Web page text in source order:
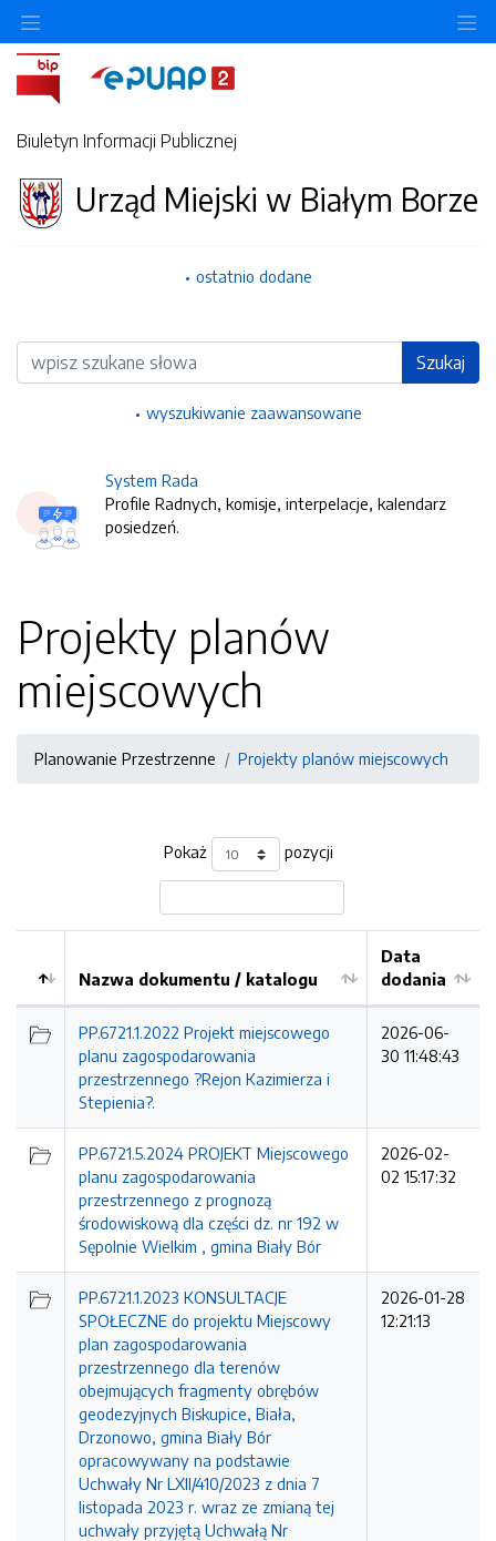
Biuletyn Informacji Publicznej
Urząd Miejski w Białym Borze
ostatnio dodane
Wyszukiwarka Szukaj
wyszukiwanie zaawansowane
System Rada
Profile Radnych, komisje, interpelacje, kalendarz
posiedzeń.
Projekty planów
miejscowych
Planowanie Przestrzenne Projekty planów miejscowych
Pokaż pozycji
Kolejność
Nazwa dokumentu / katalogu
Data
dodania
PP.6721.1.2022 Projekt miejscowego
planu zagospodarowania
przestrzennego ?Rejon Kazimierza i
Stepienia?.
2026-06-
30 11:48:43
PP.6721.5.2024 PROJEKT Miejscowego
planu zagospodarowania
przestrzennego z prognozą
środowiskową dla części dz. nr 192 w
Sępolnie Wielkim , gmina Biały Bór
2026-02-
02 15:17:32
PP.6721.1.2023 KONSULTACJE
SPOŁECZNE do projektu Miejscowy
plan zagospodarowania
przestrzennego dla terenów
obejmujących fragmenty obrębów
geodezyjnych Biskupice, Biała,
Drzonowo, gmina Biały Bór
opracowywany na podstawie
Uchwały Nr LXII/410/2023 z dnia 7
listopada 2023 r. wraz ze zmianą tej
uchwały przyjętą Uchwałą Nr
2026-01-28
12:21:13